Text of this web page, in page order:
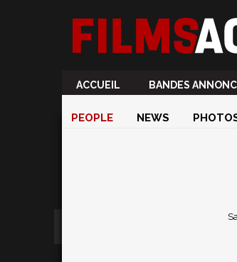
ACCUEIL BANDES
PEOPLE NEWS